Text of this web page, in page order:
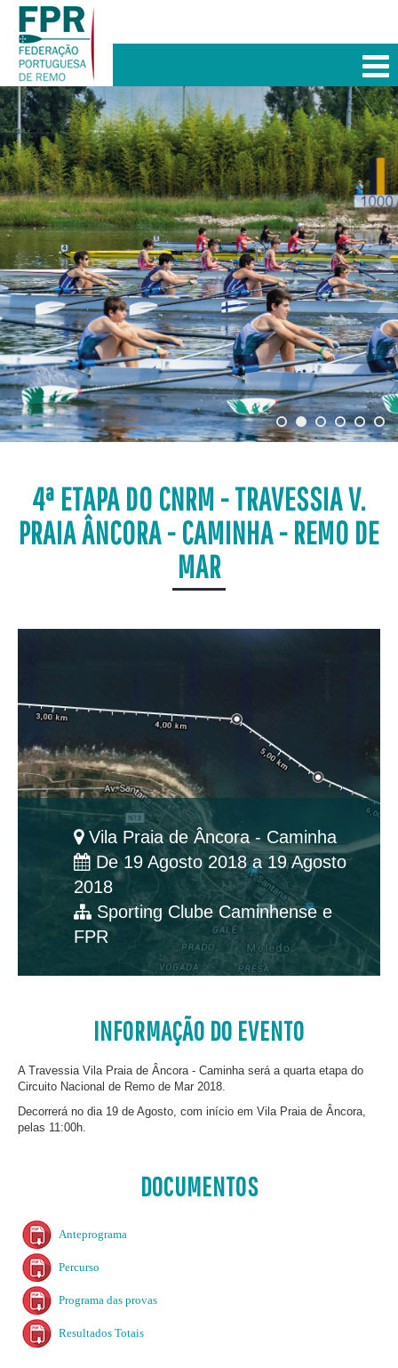
4ª ETAPA DO CNRM - TRAVESSIA V.
PRAIA ÂNCORA - CAMINHA - REMO DE
MAR
Vila Praia de Âncora - Caminha
De 19 Agosto 2018 a 19 Agosto
2018
Sporting Clube Caminhense e
FPR
INFORMAÇÃO DO EVENTO
A Travessia Vila Praia de Âncora - Caminha será a quarta etapa do
Circuito Nacional de Remo de Mar 2018.
Decorrerá no dia 19 de Agosto, com início em Vila Praia de Âncora,
pelas 11:00h.
DOCUMENTOS
Anteprograma
Percurso
Programa das provas
Resultados Totais